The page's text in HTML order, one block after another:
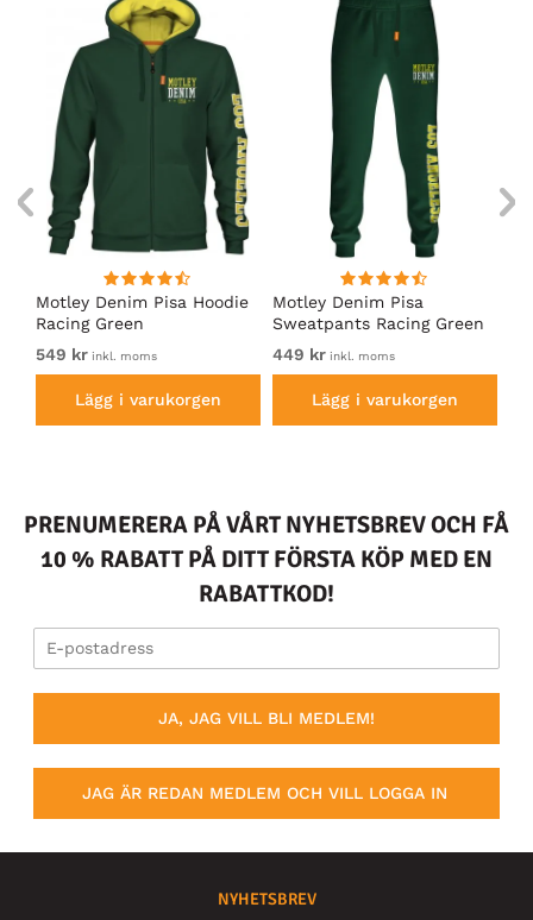
Motley Denim Pisa Hoodie
Racing Green
549 kr inkl. moms
Lägg i varukorgen
Motley Denim Pisa
Sweatpants Racing Green
449 kr inkl. moms
Lägg i varukorgen
PRENUMERERA PÅ VÅRT NYHETSBREV OCH FÅ
10 % RABATT PÅ DITT FÖRSTA KÖP MED EN
RABATTKOD!
JA, JAG VILL BLI MEDLEM!
JAG ÄR REDAN MEDLEM OCH VILL LOGGA IN
NYHETSBREV